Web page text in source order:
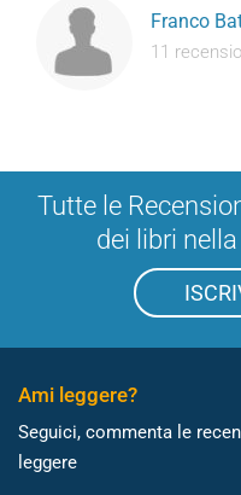
Franco
11
Tutte le
dei libri
Ami leggere?
Seguici, commenta le
leggere